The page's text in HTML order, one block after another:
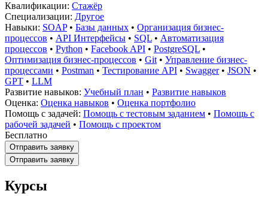
Квалификации: Стажёр
Специализации: Другое
Навыки: SOAP• Базы данных • Организация бизнес-
процессов • API Интерфейсы • SQL • Автоматизация
процессов • Python • Facebook API • PostgreSQL •
Оптимизация бизнес-процессов • Git • Управление бизнес-
процессами • Postman • Тестирование API • Swagger• JSON •
GPT • LLM
Развитие навыков: Учебный план • Развитие навыков
Оценка: Оценка навыков • Оценка портфолио
Помощь с задачей: Помощь с тестовым заданием • Помощь с
рабочей задачей • Помощь с проектом
Бесплатно
Отправить заявку
Отправить заявку
Курсы